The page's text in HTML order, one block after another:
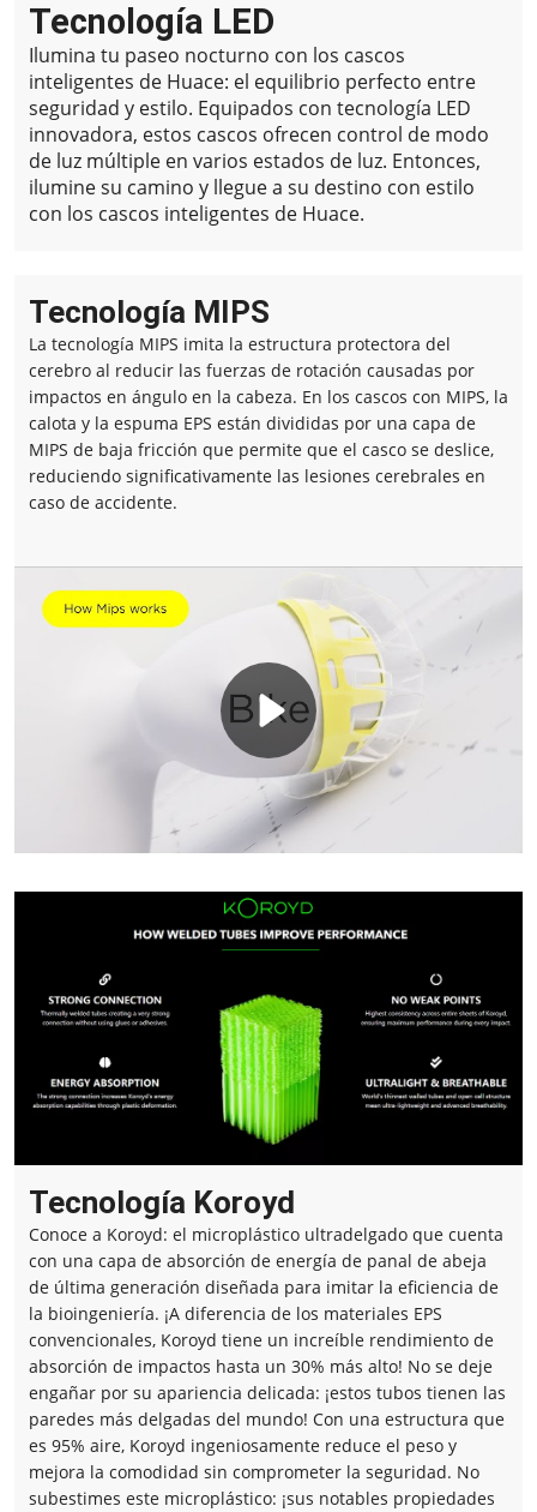
Tecnología LED
Ilumina tu paseo nocturno con los cascos
inteligentes de Huace: el equilibrio perfecto entre
seguridad y estilo. Equipados con tecnología LED
innovadora, estos cascos ofrecen control de modo
de luz múltiple en varios estados de luz. Entonces,
ilumine su camino y llegue a su destino con estilo
con los cascos inteligentes de Huace.
Tecnología MIPS
La tecnología MIPS imita la estructura protectora del
cerebro al reducir las fuerzas de rotación causadas por
impactos en ángulo en la cabeza. En los cascos con MIPS, la
calota y la espuma EPS están divididas por una capa de
MIPS de baja fricción que permite que el casco se deslice,
reduciendo significativamente las lesiones cerebrales en
caso de accidente.
Tecnología Koroyd
Conoce a Koroyd: el microplástico ultradelgado que cuenta
con una capa de absorción de energía de panal de abeja
de última generación diseñada para imitar la eficiencia de
la bioingeniería. ¡A diferencia de los materiales EPS
convencionales, Koroyd tiene un increíble rendimiento de
absorción de impactos hasta un 30% más alto! No se deje
engañar por su apariencia delicada: ¡estos tubos tienen las
paredes más delgadas del mundo! Con una estructura que
es 95% aire, Koroyd ingeniosamente reduce el peso y
mejora la comodidad sin comprometer la seguridad. No
subestimes este microplástico: ¡sus notables propiedades